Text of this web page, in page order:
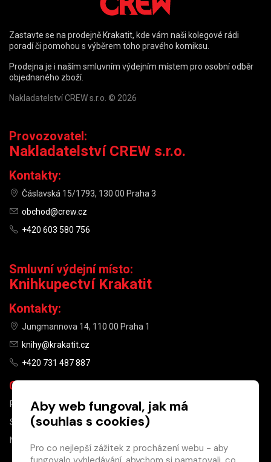
Zastavte se na prodejně Krakatit, kde vám naši kolegové rádi
poradí či pomohou s výběrem toho pravého komiksu.
Prodejna je i naším smluvním výdejním místem pro osobní odběr
objednaného zboží.
Nakladatelství CREW s.r.o. © 2026
Provozovatel:
Nakladatelství CREW s.r.o.
Kontakty:
Čáslavská 15/1793, 130 00 Praha 3
obchod@crew.cz
+420 603 580 756
Smluvní výdejní místo:
Knihkupectví Krakatit
Kontakty:
Jungmannova 14, 110 00 Praha 1
knihy@krakatit.cz
+420 731 487 887
Otevírací doba:
PO–PÁ 9:30–18:30
SO
10:00–13:00
NE
Aby web fungoval, jak má
(souhlas s cookies)
Pro co nejlepší zážitek z procházení webu - aby